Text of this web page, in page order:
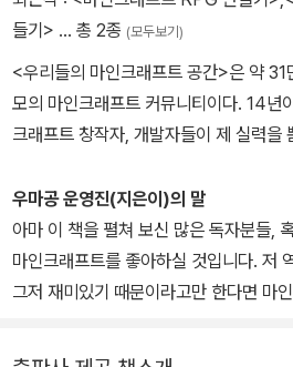
을 이용하여 자유롭게 코딩하며 내가 상
프트 월드에서 직접 구현해 보자.
들기> … 총 2종 (모두보기)
<우리들의 마인크래프트 공간>은 약
모의 마인크래프트 커뮤니티이다. 14년
크래프트 창작자, 개발자들이 제 실력을
등 마인크래프트와 관련된 다양한 활동
‘우마공 크리에이티브’를 설립하였다. 현
코딩 교육에 관심을 갖고 플레이어들의
로젝트에 뛰어들고 있으며 저서로는 <마
우마공 운영진(지은이)의 말
아마 이 책을 펼쳐 보신 많은 독자분들,
마인크래프트를 좋아하실 것입니다. 저
그저 재미있기 때문이라고만 한다면 마
한 투박하고 네모난 그래픽의 게임은 제